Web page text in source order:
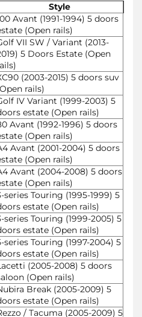
Style
Avant (1991-1994) 5 doors
(Open rails)
VII SW / Variant (2013-
5 Doors Estate (Open
(2003-2015) 5 doors suv
rails)
IV Variant (1999-2003) 5
estate (Open rails)
Avant (1992-1996) 5 doors
(Open rails)
Avant (2001-2004) 5 doors
(Open rails)
Avant (2004-2008) 5 doors
(Open rails)
series Touring (1995-1999) 5
estate (Open rails)
series Touring (1999-2005) 5
estate (Open rails)
series Touring (1997-2004) 5
estate (Open rails)
(2005-2008) 5 doors
(Open rails)
Break (2005-2009) 5
estate (Open rails)
/ Tacuma (2005-2009) 5